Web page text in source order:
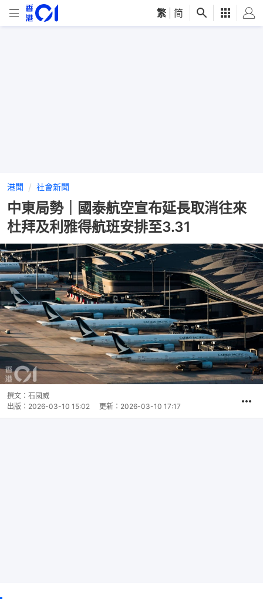
繁 简
港聞 社會新聞
中東局勢｜國泰航空宣布延長取消往來
杜拜及利雅得航班安排至3.31
撰文： 石國威
出版： 2026-03-10 15:02 更新： 2026-03-10 17:17